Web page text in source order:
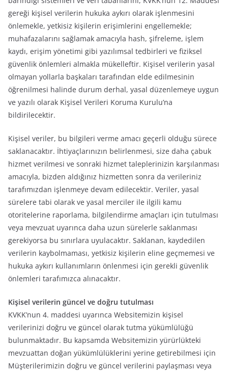
gereği kişisel verilerin hukuka aykırı olarak işlenmesini
önlemekle, yetkisiz kişilerin erişimlerini engellemekle;
muhafazalarını sağlamak amacıyla hash, şifreleme, işlem
kaydı, erişim yönetimi gibi yazılımsal tedbirleri ve fiziksel
güvenlik önlemleri almakla mükelleftir. Kişisel verilerin yasal
olmayan yollarla başkaları tarafından elde edilmesinin
öğrenilmesi halinde durum derhal, yasal düzenlemeye uygun
ve yazılı olarak Kişisel Verileri Koruma Kurulu’na
bildirilecektir.
Kişisel veriler, bu bilgileri verme amacı geçerli olduğu sürece
saklanacaktır. İhtiyaçlarınızın belirlenmesi, size daha çabuk
hizmet verilmesi ve sonraki hizmet taleplerinizin karşılanması
amacıyla, bizden aldığınız hizmetten sonra da verileriniz
tarafımızdan işlenmeye devam edilecektir. Veriler, yasal
sürelere tabi olarak ve yasal merciler ile ilgili kamu
otoritelerine raporlama, bilgilendirme amaçları için tutulması
veya mevzuat uyarınca daha uzun sürelerle saklanması
gerekiyorsa bu sınırlara uyulacaktır. Saklanan, kaydedilen
verilerin kaybolmaması, yetkisiz kişilerin eline geçmemesi ve
hukuka aykırı kullanımların önlenmesi için gerekli güvenlik
önlemleri tarafımızca alınacaktır.
Kişisel verilerin güncel ve doğru tutulması
KVKK’nun 4. maddesi uyarınca Websitemizin kişisel
verilerinizi doğru ve güncel olarak tutma yükümlülüğü
bulunmaktadır. Bu kapsamda Websitemizin yürürlükteki
mevzuattan doğan yükümlülüklerini yerine getirebilmesi için
Müşterilerimizin doğru ve güncel verilerini paylaşması veya